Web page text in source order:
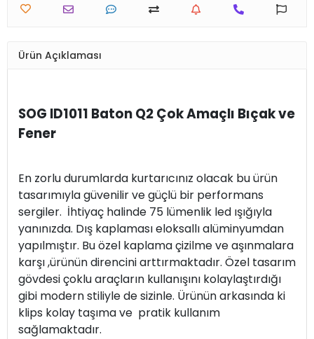
Ürün Açıklaması
SOG ID1011 Baton Q2 Çok Amaçlı Bıçak ve
Fener
En zorlu durumlarda kurtarıcınız olacak bu ürün
tasarımıyla güvenilir ve güçlü bir performans
sergiler. İhtiyaç halinde 75 lümenlik led ışığıyla
yanınızda. Dış kaplaması eloksallı alüminyumdan
yapılmıştır. Bu özel kaplama çizilme ve aşınmalara
karşı ,ürünün direncini arttırmaktadır. Özel tasarım
gövdesi çoklu araçların kullanışını kolaylaştırdığı
gibi modern stiliyle de sizinle. Ürünün arkasında ki
klips kolay taşıma ve pratik kullanım
sağlamaktadır.